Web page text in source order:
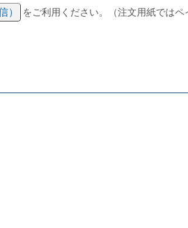
）
をご利用ください。（注文用紙ではペ